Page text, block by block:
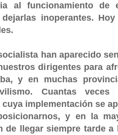
al funcionamiento de
inoperantes.
han aparecido
dirigentes para
y en muchas
Cuantas veces
implementación se
y en la
de llegar siempre tarde a